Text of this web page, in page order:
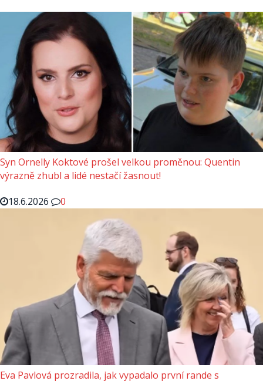
Syn Ornelly Koktové prošel velkou proměnou: Quentin
výrazně zhubl a lidé nestačí žasnout!
18.6.2026
0
Eva Pavlová prozradila, jak vypadalo první rande s